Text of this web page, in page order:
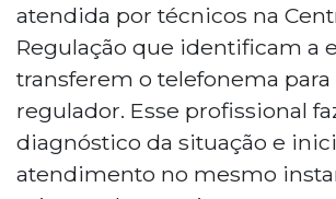
atendida por técnicos na
Regulação que identificam a
transferem o telefonema
regulador. Esse profissional
diagnóstico da situação e
atendimento no mesmo